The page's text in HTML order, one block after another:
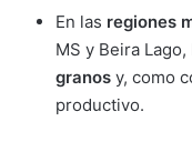
En las regiones
MS y Beira Lago,
granos y, como
productivo.